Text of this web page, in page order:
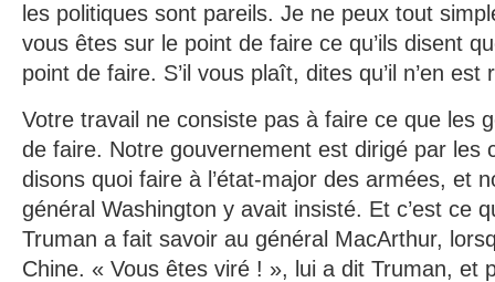
les politiques sont pareils. Je ne peux tout
vous êtes sur le point de faire ce qu’ils disent
point de faire. S’il vous plaît, dites qu’il n’en est
Votre travail ne consiste pas à faire ce que les
de faire. Notre gouvernement est dirigé par les
disons quoi faire à l’état-major des armées, et
général Washington y avait insisté. Et c’est ce
Truman a fait savoir au général MacArthur,
Chine. « Vous êtes viré ! », lui a dit Truman, et